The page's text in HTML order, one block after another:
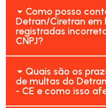
Como posso
Detran/Ciretran em
registradas
CNPJ?
Quais são os
de multas do
- CE e como isso